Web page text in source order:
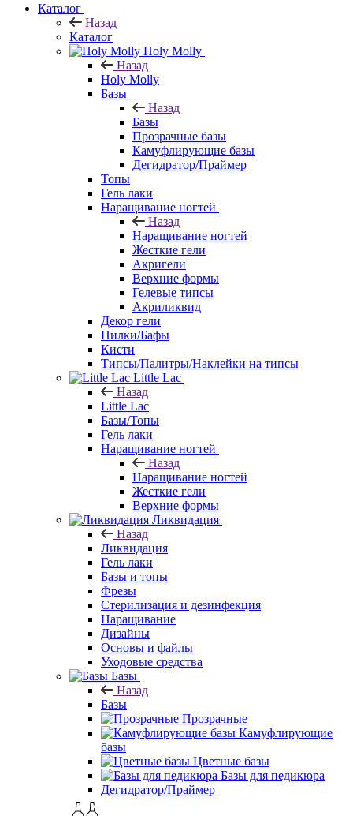
Каталог
Назад
Каталог
Holy Molly
Назад
Holy Molly
Базы
Назад
Базы
Прозрачные базы
Камуфлирующие базы
Дегидратор/Праймер
Топы
Гель лаки
Наращивание ногтей
Назад
Наращивание ногтей
Жесткие гели
Акригели
Верхние формы
Гелевые типсы
Акриликвид
Декор гели
Пилки/Бафы
Кисти
Типсы/Палитры/Наклейки на типсы
Little Lac
Назад
Little Lac
Базы/Топы
Гель лаки
Наращивание ногтей
Назад
Наращивание ногтей
Жесткие гели
Верхние формы
Ликвидация
Назад
Ликвидация
Гель лаки
Базы и топы
Фрезы
Стерилизация и дезинфекция
Наращивание
Дизайны
Основы и файлы
Уходовые средства
Базы
Назад
Базы
Прозрачные
Камуфлирующие
базы
Цветные базы
Базы для педикюра
Дегидратор/Праймер